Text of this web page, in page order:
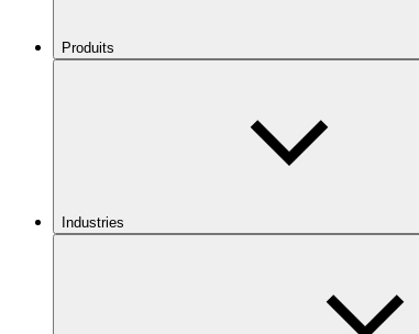
Produits
Industries